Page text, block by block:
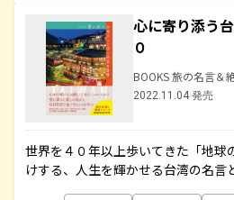
心に寄り添う
０
BOOKS 旅の名言＆
2022.11.04 発売
世界を４０年以上歩いてきた「地球
けする、人生を輝かせる台湾の名言